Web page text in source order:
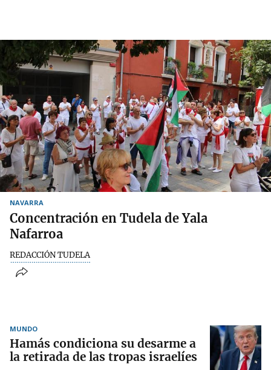
NAVARRA
Concentración en Tudela de Yala
Nafarroa
REDACCIÓN TUDELA
MUNDO
Hamás condiciona su desarme a
la retirada de las tropas israelíes